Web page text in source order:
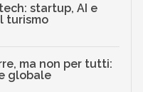
startup, AI e
turismo
ma non per tutti:
globale